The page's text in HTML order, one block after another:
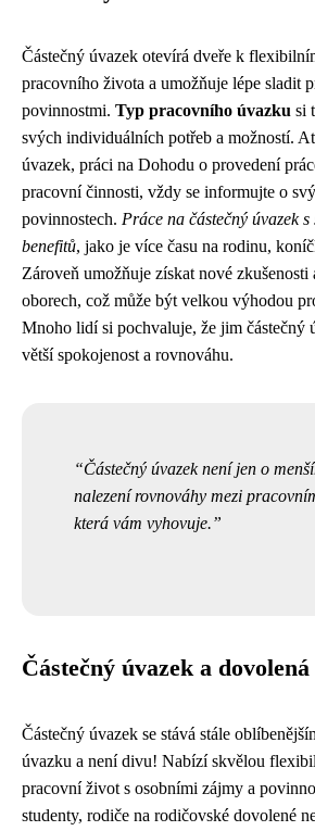
Částečný úvazek otevírá dveře k
pracovního života a umožňuje lépe sladit
povinnostmi. Typ pracovního úvazku si
svých individuálních potřeb a možností.
úvazek, práci na Dohodu o provedení
pracovní činnosti, vždy se informujte o
povinnostech. Práce na částečný úvazek
benefitů, jako je více času na rodinu,
Zároveň umožňuje získat nové
oborech, což může být velkou výhodou
Mnoho lidí si pochvaluje, že jim částečný
větší spokojenost a rovnováhu.
Částečný úvazek není jen o
nalezení rovnováhy mezi
která vám vyhovuje.
Částečný úvazek a dovolená
Částečný úvazek se stává stále
úvazku a není divu! Nabízí skvělou
pracovní život s osobními zájmy a
studenty, rodiče na rodičovské dovolené